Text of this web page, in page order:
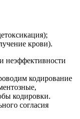
крови).
неэффективности
кодирование
кодировки.
согласия